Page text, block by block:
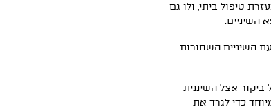
טיפול ביתי, ולו גם
השיניים.
השיניים השחורות
אצל השיננית
כדי לגרד את